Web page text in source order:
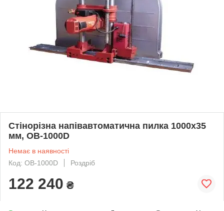
Стінорізна напівавтоматична пилка 1000x35
мм, OB-1000D
Немає в наявності
Код: OB-1000D
Роздріб
122 240 ₴